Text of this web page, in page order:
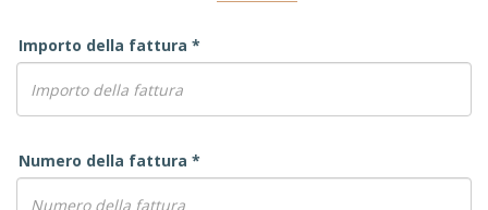
Importo della fattura *
Numero della fattura *